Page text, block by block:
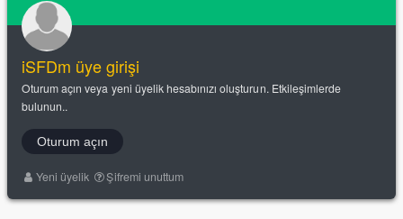
iSFDm üye girişi
Oturum açın veya yeni üyelik hesabınızı oluşturun. Etkileşimlerde
bulunun..
Oturum açın
Yeni üyelik Şifremi unuttum